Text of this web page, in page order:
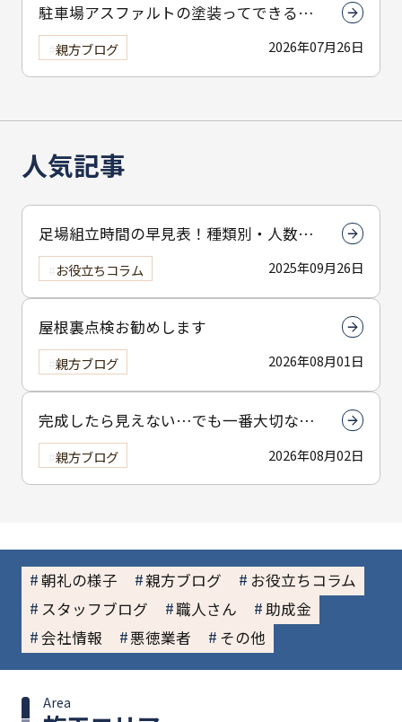
駐車場アスファルトの塗装ってできる
の？
2026年07月26日
親方ブログ
人気記事
足場組立時間の早見表！種類別・人数別
で組立時間を解説
2025年09月26日
お役立ちコラム
屋根裏点検お勧めします
2026年08月01日
親方ブログ
完成したら見えない…でも一番大切なん
は下塗りです
2026年08月02日
親方ブログ
朝礼の様子 親方ブログ
お役立ちコラム
スタッフブログ
職人さん
助成金
会社情報
悪徳業者 その他
Area